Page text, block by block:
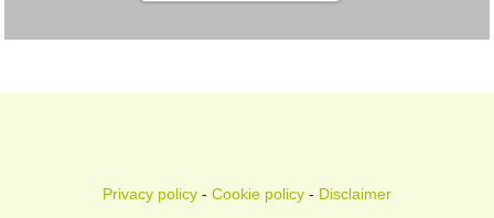
Privacy policy- Cookie policy- Disclaimer